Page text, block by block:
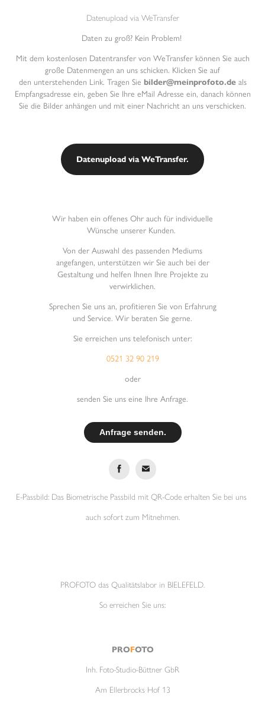
Datenupload via WeTransfer
Daten zu groß? Kein Problem!
Mit dem kostenlosen Datentransfer von WeTransfer können Sie auch
große Datenmengen an uns schicken. Klicken Sie auf
den unterstehenden Link. Tragen Sie bilder@meinprofoto.deals
Empfangsadresse ein, geben Sie Ihre eMail Adresse ein, danach können
Sie die Bilder anhängen und mit einer Nachricht an uns verschicken.
Datenupload via WeTransfer.
Wir haben ein offenes Ohr auch für individuelle
Wünsche unserer Kunden.
Von der Auswahl des passenden Mediums
angefangen, unterstützen wir Sie auch bei der
Gestaltung und helfen Ihnen Ihre Projekte zu
verwirklichen.
Sprechen Sie uns an, profitieren Sie von Erfahrung
und Service. Wir beraten Sie gerne.
Sie erreichen uns telefonisch unter:
0521 32 90 219
oder
senden Sie uns eine Ihre Anfrage.
Anfrage senden.
E-Passbild: Das Biometrische Passbild mit QR-Code erhalten Sie bei uns
auch sofort zum Mitnehmen.
PROFOTO das Qualitätslabor in BIELEFELD.
So erreichen Sie uns:
PROFOTO
Inh. Foto-Studio-Büttner GbR
Am Ellerbrocks Hof 13